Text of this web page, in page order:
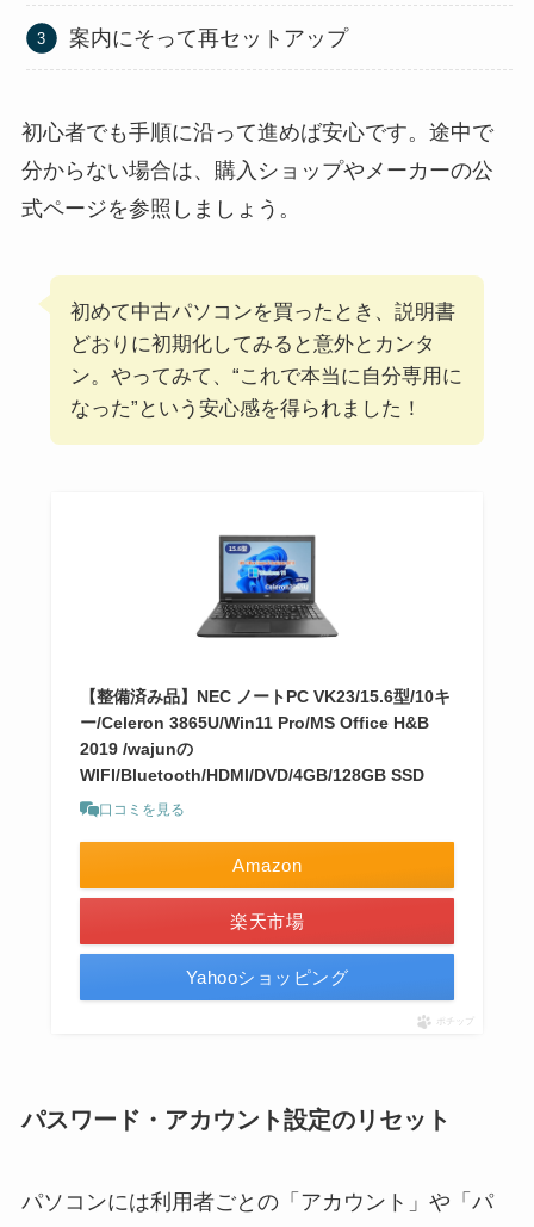
案内にそって再セットアップ
初心者でも手順に沿って進めば安心です。途中で
分からない場合は、購入ショップやメーカーの公
式ページを参照しましょう。
初めて中古パソコンを買ったとき、説明書
どおりに初期化してみると意外とカンタ
ン。やってみて、“これで本当に自分専用に
なった”という安心感を得られました！
【整備済み品】NEC ノートPC VK23/15.6型/10キ
ー/Celeron 3865U/Win11 Pro/MS Office H&B
2019 /wajunの
WIFI/Bluetooth/HDMI/DVD/4GB/128GB SSD
口コミを見る
Amazon
楽天市場
Yahooショッピング
ポチップ
パスワード・アカウント設定のリセット
パソコンには利用者ごとの「アカウント」や「パ